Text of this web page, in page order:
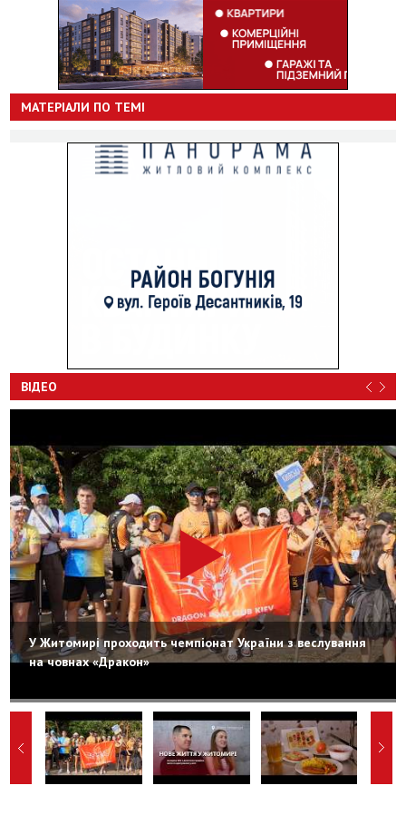
МАТЕРІАЛИ ПО ТЕМІ
ВІДЕО
У Житомирі проходить чемпіонат України з веслування
на човнах «Дракон»